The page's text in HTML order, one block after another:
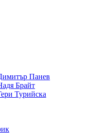
Панев
Брайт
Турийска